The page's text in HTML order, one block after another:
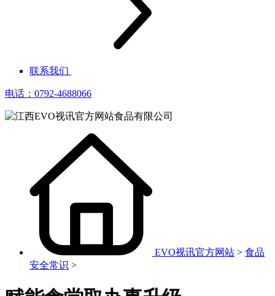
联系我们
电话：0792-4688066
EVO视讯官方网站 > 食品
安全常识 >